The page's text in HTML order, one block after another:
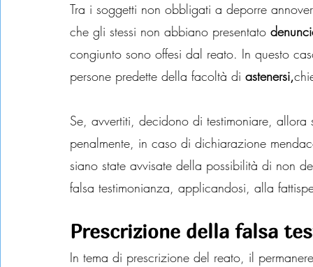
Tra i soggetti non obbligati a deporre
che gli stessi non abbiano presentato
congiunto sono offesi dal reato. In questo
persone predette della facoltà di astenersi,
Se, avvertiti, decidono di testimoniare,
penalmente, in caso di dichiarazione
siano state avvisate della possibilità di non
falsa testimonianza, applicandosi, alla
Prescrizione della falsa
In tema di prescrizione del reato, il